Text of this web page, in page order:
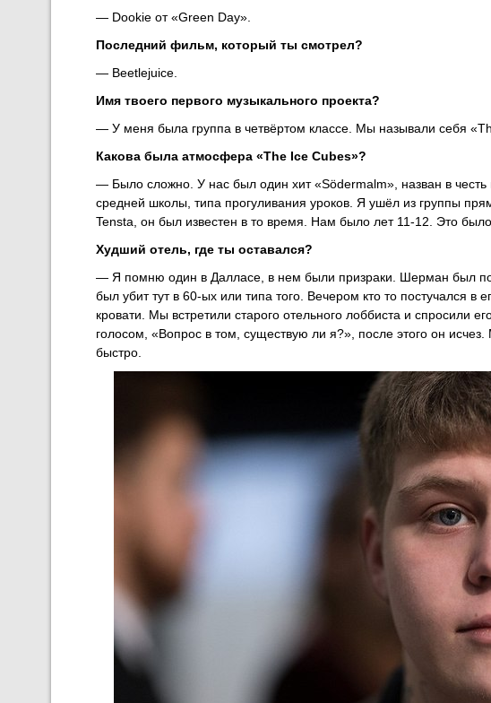
— Dookie от «Green Day».
Последний фильм, который ты смотрел?
— Beetlejuice.
Имя твоего первого музыкального проекта?
— У меня была группа в четвёртом классе. Мы называли себя
Какова была атмосфера «The Ice Cubes»?
— Было сложно. У нас был один хит «Södermalm», назван в
средней школы, типа прогуливания уроков. Я ушёл из группы
Tensta, он был известен в то время. Нам было лет 11-12. Это было
Худший отель, где ты оставался?
— Я помню один в Далласе, в нем были призраки. Шерман был
был убит тут в 60-ых или типа того. Вечером кто то постучался
кровати. Мы встретили старого отельного лоббиста и спросили
голосом, «Вопрос в том, существую ли я?», после этого он
быстро.